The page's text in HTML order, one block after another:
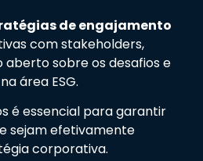
de engajamento
com stakeholders,
aberto sobre os desafios e
área ESG.
é essencial para garantir
sejam efetivamente
corporativa.